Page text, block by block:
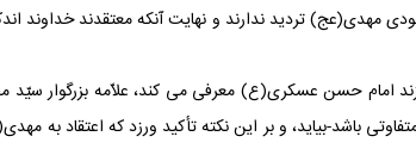
مهدی(عج) تردید ندارند و نهایت آن‏که معتقدند خداوند
حسن عسکری(ع) معرفی می‏ کند، علاّمه بزرگوار سیّد
باشد-بیاید، و بر این نکته تأکید ورزد که اعتقاد به